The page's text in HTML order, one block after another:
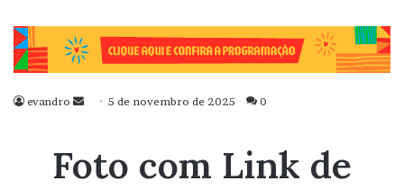
evandro
Mande
mail
5 de novembro de 2025 0
Foto com Link de